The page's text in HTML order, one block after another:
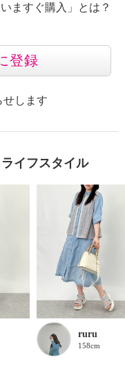
いますぐ購入」とは？
登録
せします
イフスタイル
ruru
158cm